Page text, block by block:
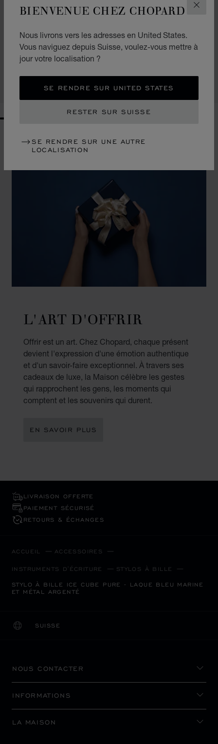
BIENVENUE CHEZ CHOPARD
Nous livrons vers les adresses en United States.
Vous naviguez depuis Suisse, voulez-vous mettre à
jour votre localisation ?
SE RENDRE SUR UNITED STATES
RESTER SUR SUISSE
SE RENDRE SUR UNE AUTRE
LOCALISATION
ALLER À LA DIAPOSITIVE 1
ALLER À LA
STYLO À BILLE ICE CUBE PURE
MÉTAL BROSSÉ COULEUR BRONZE ET ARGENTÉ
ACHETER
L'ART D'OFFRIR
Offrir est un art. Chez Chopard, chaque présent
devient l'expression d'une émotion authentique
et d'un savoir-faire exceptionnel. À travers ses
cadeaux de luxe, la Maison célèbre les gestes
qui rapprochent les gens, les moments qui
comptent et les souvenirs qui durent.
EN SAVOIR PLUS
LIVRAISON OFFERTE
PAIEMENT SÉCURISÉ
RETOURS & ÉCHANGES
ACCUEIL ACCESSOIRES
INSTRUMENTS D'ÉCRITURE STYLOS À BILLE
STYLO À BILLE ICE CUBE PURE - LAQUE BLEU MARINE
ET MÉTAL ARGENTÉ
SUISSE
LOCALISATION (CHANGER DE PAYS)
CHANGER DE PAYS
NOUS CONTACTER
INFORMATIONS
LA MAISON